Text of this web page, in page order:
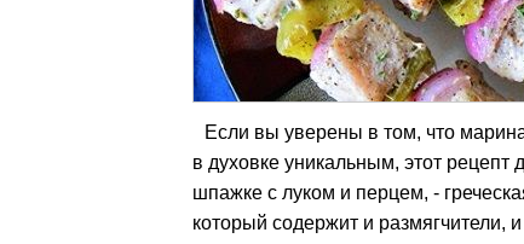
Если вы уверены в том, что
в духовке уникальным, этот рецепт
шпажке с луком и перцем, -
который содержит и размягчители,